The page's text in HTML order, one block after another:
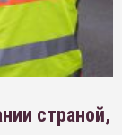
страной,